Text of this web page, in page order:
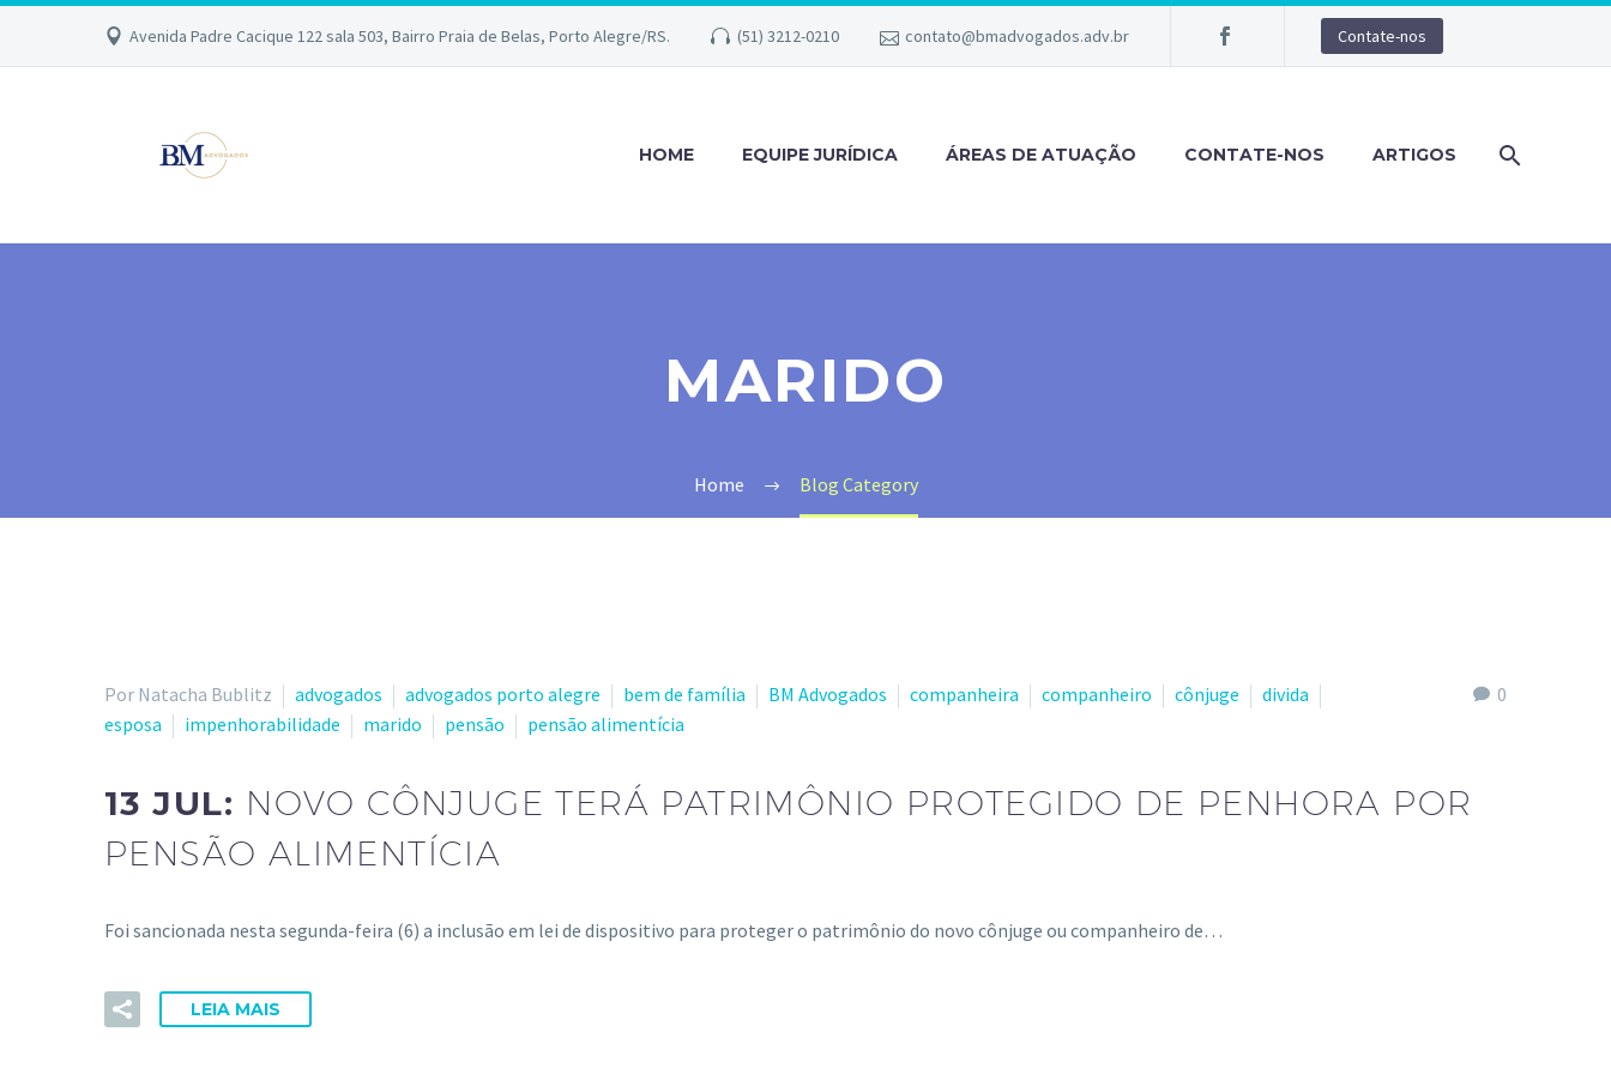
Avenida Padre Cacique 122 sala 503, Bairro Praia de Belas, Porto Alegre/RS. (51) 3212-0210 contato@bmadvogados.adv.br Contate-nos
HOME EQUIPE JURÍDICA ÁREAS DE ATUAÇÃO CONTATE-NOS ARTIGOS
MARIDO
Home Blog Category
0
Por Natacha Bublitz advogados advogados porto alegre bem de família BM Advogados companheira companheiro cônjuge
divida
esposa
impenhorabilidade marido pensão pensão alimentícia
13 JUL: NOVO CÔNJUGE TERÁ PATRIMÔNIO PROTEGIDO DE PENHORA POR
PENSÃO ALIMENTÍCIA
Foi sancionada nesta segunda-feira (6) a inclusão em lei de dispositivo para proteger o patrimônio do novo cônjuge ou companheiro de…
LEIA MAIS